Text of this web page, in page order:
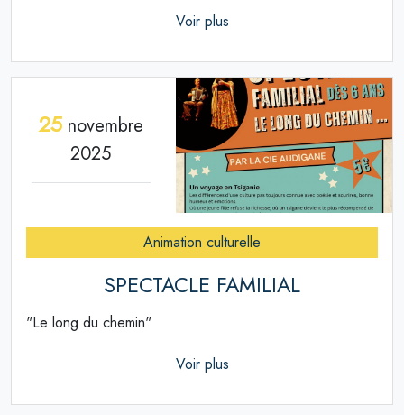
Voir plus
25novembre
2025
Animation culturelle
SPECTACLE FAMILIAL
"Le long du chemin"
Voir plus